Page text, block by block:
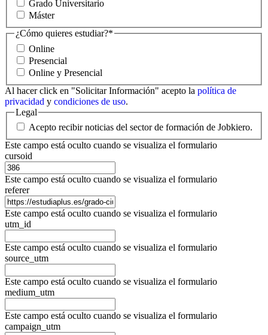
Grado Universitario
Máster
¿Cómo quieres estudiar?*
Online
Presencial
Online y Presencial
Al hacer click en "Solicitar Información" acepto la política de
privacidad y condiciones de uso.
Legal
Acepto recibir noticias del sector de formación de Jobkiero.
Este campo está oculto cuando se visualiza el formulario
cursoid
Este campo está oculto cuando se visualiza el formulario
referer
Este campo está oculto cuando se visualiza el formulario
utm_id
Este campo está oculto cuando se visualiza el formulario
source_utm
Este campo está oculto cuando se visualiza el formulario
medium_utm
Este campo está oculto cuando se visualiza el formulario
campaign_utm